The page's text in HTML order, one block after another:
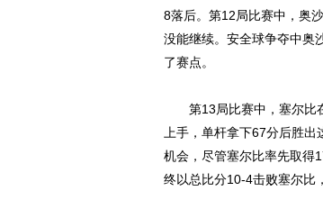
8落后。第12局比赛中，奥
没能继续。安全球争夺中奥
了赛点。
第13局比赛中，塞尔比在
上手，单杆拿下67分后胜
机会，尽管塞尔比率先取得
终以总比分10-4击败塞尔比